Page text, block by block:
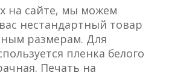
на сайте, мы можем
нестандартный товар
размерам. Для
пленка белого
Печать на